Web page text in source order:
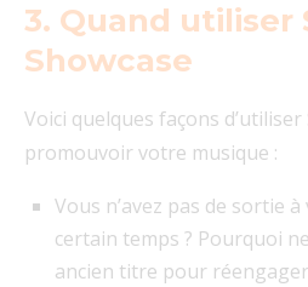
3. Quand utiliser
Showcase
Voici quelques façons
promouvoir votre musique :
Vous n’avez pas de sortie
certain temps ? Pourquoi
ancien titre pour